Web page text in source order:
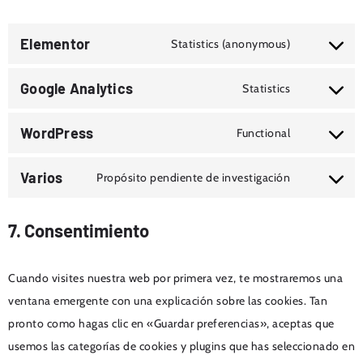
Elementor Statistics (anonymous)
Google Analytics Statistics
WordPress Functional
Varios Propósito pendiente de investigación
7. Consentimiento
Cuando visites nuestra web por primera vez, te mostraremos una
ventana emergente con una explicación sobre las cookies. Tan
pronto como hagas clic en «Guardar preferencias», aceptas que
usemos las categorías de cookies y plugins que has seleccionado en